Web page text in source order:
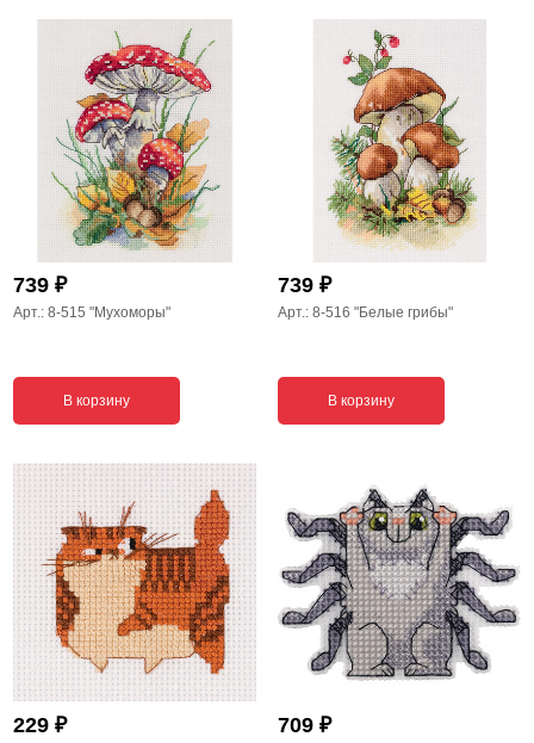
739₽
Арт.: 8-515"Мухоморы"
В корзину
739 ₽
Арт.: 8-516 "Белые грибы"
В корзину
229₽ 709 ₽